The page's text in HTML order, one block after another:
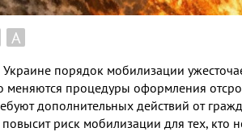
А
порядок мобилизации
меняются процедуры оформления
дополнительных действий от
повысит риск мобилизации для тех, кто